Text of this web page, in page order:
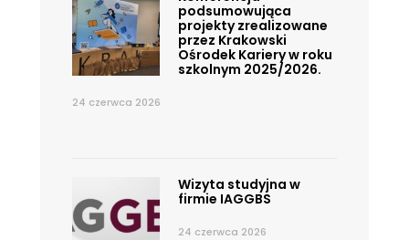
podsumowująca
projekty zrealizowane
przez Krakowski
Ośrodek Kariery w roku
szkolnym 2025/2026.
24 czerwca 2026
Wizyta studyjna w
firmie IAGGBS
24 czerwca 2026